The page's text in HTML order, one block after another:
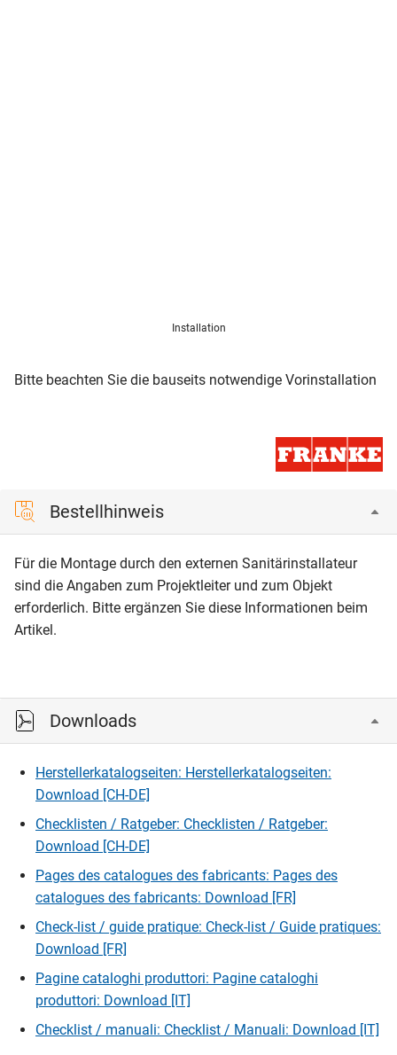
Installation
Bitte beachten Sie die bauseits notwendige Vorinstallation
Bestellhinweis
Für die Montage durch den externen Sanitärinstallateur
sind die Angaben zum Projektleiter und zum Objekt
erforderlich. Bitte ergänzen Sie diese Informationen beim
Artikel.
Downloads
Herstellerkatalogseiten: Herstellerkatalogseiten:
Download [CH-DE]
Checklisten / Ratgeber: Checklisten / Ratgeber:
Download [CH-DE]
Pages des catalogues des fabricants: Pages des
catalogues des fabricants: Download [FR]
Check-list / guide pratique: Check-list / Guide pratiques:
Download [FR]
Pagine cataloghi produttori: Pagine cataloghi
produttori: Download [IT]
Checklist / manuali: Checklist / Manuali: Download [IT]